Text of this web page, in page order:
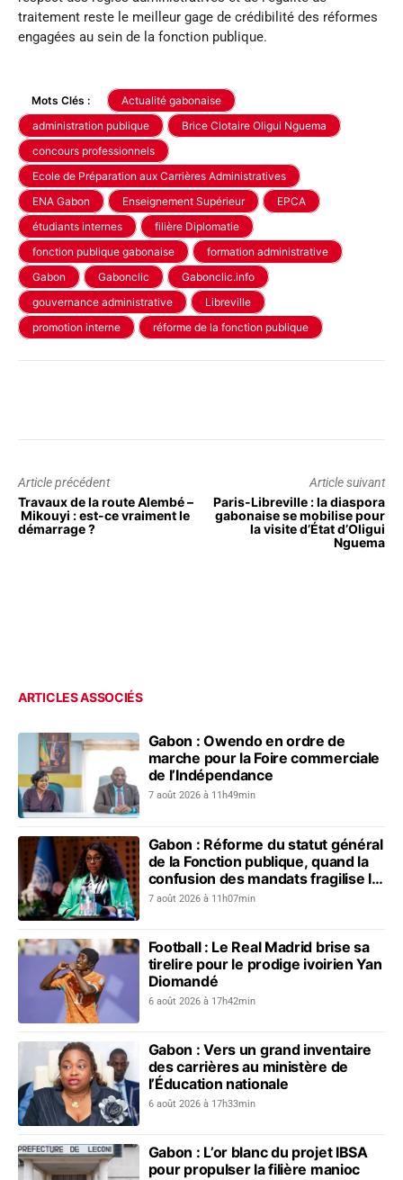
traitement reste le meilleur gage de crédibilité des réformes
engagées au sein de la fonction publique.
Mots Clés :
Actualité gabonaise
administration publique
Brice Clotaire Oligui Nguema
concours professionnels
Ecole de Préparation aux Carrières Administratives
ENA Gabon
Enseignement Supérieur
EPCA
étudiants internes
filière Diplomatie
fonction publique gabonaise
formation administrative
Gabon
Gabonclic
Gabonclic.info
gouvernance administrative
Libreville
promotion interne
réforme de la fonction publique
Article précédent
Travaux de la route Alembé –
Mikouyi : est-ce vraiment le
démarrage ?
Article suivant
Paris-Libreville : la diaspora
gabonaise se mobilise pour
la visite d’État d’Oligui
Nguema
ARTICLES ASSOCIÉS
Gabon : Owendo en ordre de
marche pour la Foire commerciale
de l’Indépendance
7 août 2026 à 11h49min
Gabon : Réforme du statut général
de la Fonction publique, quand la
confusion des mandats fragilise le
dialogue social
7 août 2026 à 11h07min
Football : Le Real Madrid brise sa
tirelire pour le prodige ivoirien Yan
Diomandé
6 août 2026 à 17h42min
Gabon : Vers un grand inventaire
des carrières au ministère de
l’Éducation nationale
6 août 2026 à 17h33min
Gabon : L’or blanc du projet IBSA
pour propulser la filière manioc